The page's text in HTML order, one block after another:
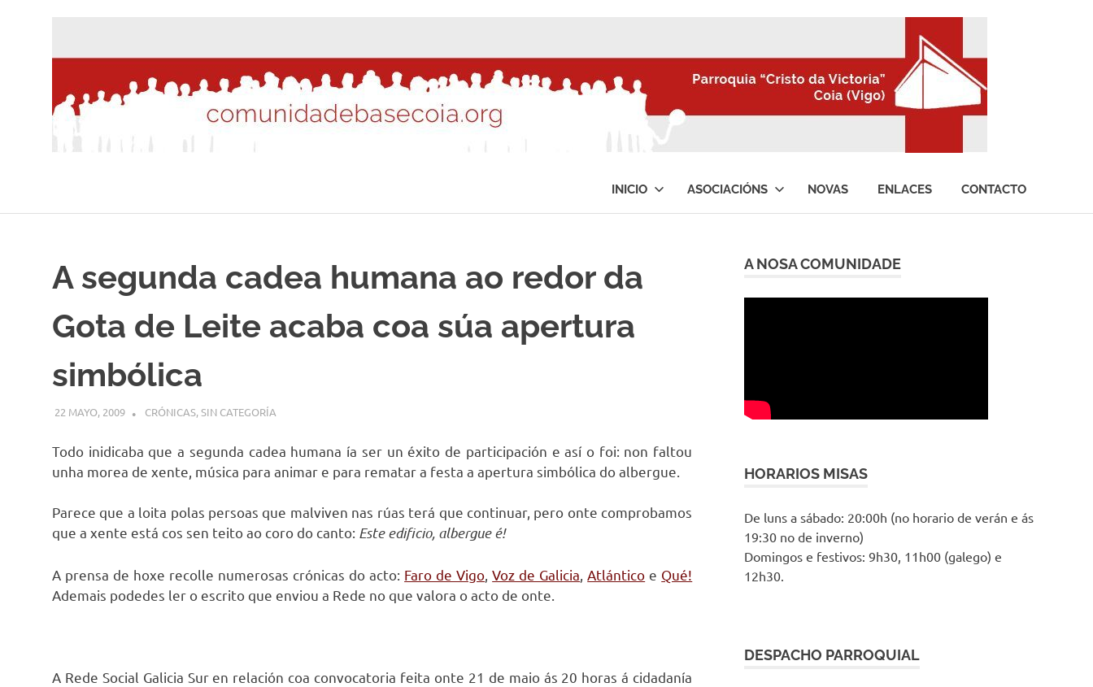
INICIO ASOCIACIÓNS NOVAS ENLACES CONTACTO
A segunda cadea humana ao redor da
Gota de Leite acaba coa súa apertura
simbólica
22 MAYO, 2009 DESARROLLO
CRÓNICAS,SIN CATEGORÍA
Todo inidicaba que a segunda cadea humana ía ser un éxito de participación e así o foi: non faltou
unha morea de xente, música para animar e para rematar a festa a apertura simbólica do albergue.
Parece que a loita polas persoas que malviven nas rúas terá que continuar, pero onte comprobamos
que a xente está cos sen teito ao coro do canto: Este edificio, albergue é!
A prensa de hoxe recolle numerosas crónicas do acto: Faro de Vigo ,Voz de Galicia Atlántico e Qué!
Ademais podedes ler o escrito que enviou a Rede no que valora o acto de onte.
A Rede Social Galicia Sur en relación coa convocatoria feita onte 21 de maio ás 20 horas á cidadanía
A NOSA COMUNIDADE
HORARIOS MISAS
De luns a sábado: 20:00h (no horario de verán e ás
19:30 no de inverno)
Domingos e festivos: 9h30, 11h00 (galego) e
12h30.
DESPACHO PARROQUIAL